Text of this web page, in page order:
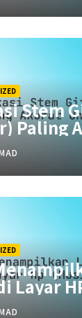
Stem
Paling
Layar